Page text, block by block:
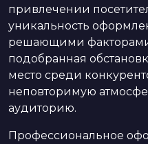
привлечении
уникальность
решающими
подобранная
место среди
неповторимую
аудиторию.
Профессиональное